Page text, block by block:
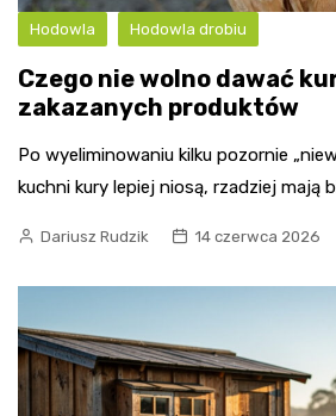
Hodowla Hodowla drobiu
Czego nie wolno dawać
zakazanych produktów
Po wyeliminowaniu kilku pozornie
kuchni kury lepiej niosą, rzadziej mają
Dariusz Rudzik 14 czerwca 2026